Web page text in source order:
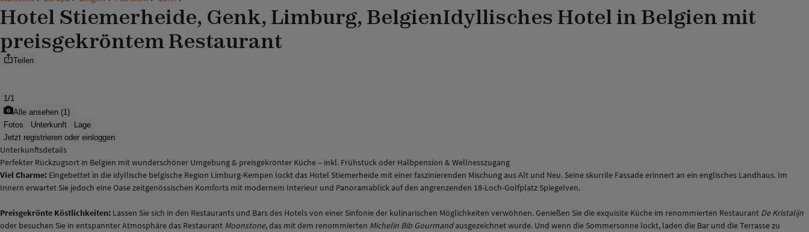
Hotel Stiemerheide, Genk, Limburg, BelgienIdyllisches Hotel in Belgien mit
preisgekröntem Restaurant
Teilen
1/1
Alle ansehen (1)
Fotos
Unterkunft
Lage
Jetzt registrieren oder einloggen
Unterkunftsdetails
Perfekter Rückzugsort in Belgien mit wunderschöner Umgebung & preisgekrönter Küche – inkl. Frühstück oder Halbpension & Wellnesszugang
Viel Charme: Eingebettet in die idyllische belgische Region Limburg-Kempen lockt das Hotel Stiemerheide mit einer faszinierenden Mischung aus Alt und Neu. Seine skurrile Fassade erinnert an ein englisches Landhaus. Im
Innern erwartet Sie jedoch eine Oase zeitgenössischen Komforts mit modernem Interieur und Panoramablick auf den angrenzenden 18-Loch-Golfplatz Spiegelven.
Preisgekrönte Köstlichkeiten: Lassen Sie sich in den Restaurants und Bars des Hotels von einer Sinfonie der kulinarischen Möglichkeiten verwöhnen. Genießen Sie die exquisite Küche im renommierten Restaurant De Kristalijn
oder besuchen Sie in entspannter Atmosphäre das Restaurant Moonstone, das mit dem renommierten Michelin Bib Gourmandausgezeichnet wurde. Und wenn die Sommersonne lockt, laden die Bar und die Terrasse zu